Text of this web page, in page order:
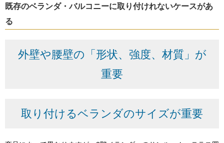
既存のベランダ・バルコニーに取り付けれないケースがあ
る
外壁や腰壁の「形状、強度、材質」が
重要
取り付けるベランダのサイズが重要